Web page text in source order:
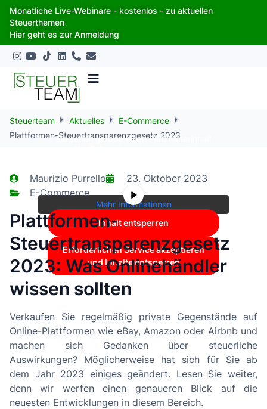
Zum
Inhalt
springen
Monatliche Live-Webinare - kostenlos - zu aktuellen
Steuerthemen
Hier geht es zur Anmeldung
Steuerteam Aktuelles
E-Commerce
Plattformen-Steuertransparenzgesetz 2023
Sie sehen gerade einen Platzhalterinhalt
dass dabei Daten an Drittanbieter
weitergegeben werden.
Mehr Informationen
Inhalt entsperren
Erforderlichen Service akzeptieren
und Inhalte entsperren
Maurizio Purrello
23. Oktober 2023
E-Commerce
Plattformen-
Steuertransparenzgesetz
2023: Was Onlinehändler
wissen sollten
Verkaufen Sie regelmäßig private Gegenstände auf
Online-Plattformen wie eBay, Amazon oder Airbnb und
machen sich Gedanken über steuerliche
Auswirkungen? Möglicherweise hat sich für Sie ab
dem Jahr 2023 einiges geändert. Lesen Sie weiter,
denn wir werfen einen genaueren Blick auf die
neuesten Entwicklungen in diesem Bereich.